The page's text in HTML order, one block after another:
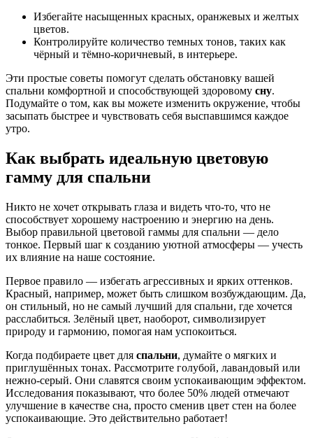
Избегайте насыщенных красных, оранжевых и желтых
цветов.
Контролируйте количество темных тонов, таких как
чёрный и тёмно-коричневый, в интерьере.
Эти простые советы помогут сделать обстановку вашей
спальни комфортной и способствующей здоровому сну.
Подумайте о том, как вы можете изменить окружение, чтобы
засыпать быстрее и чувствовать себя выспавшимся каждое
утро.
Как выбрать идеальную цветовую
гамму для спальни
Никто не хочет открывать глаза и видеть что-то, что не
способствует хорошему настроению и энергию на день.
Выбор правильной цветовой гаммы для спальни — дело
тонкое. Первый шаг к созданию уютной атмосферы — учесть
их влияние на наше состояние.
Первое правило — избегать агрессивных и ярких оттенков.
Красный, например, может быть слишком возбуждающим. Да,
он стильный, но не самый лучший для спальни, где хочется
расслабиться. Зелёный цвет, наоборот, символизирует
природу и гармонию, помогая нам успокоиться.
Когда подбираете цвет для спальни, думайте о мягких и
приглушённых тонах. Рассмотрите голубой, лавандовый или
нежно-серый. Они славятся своим успокаивающим эффектом.
Исследования показывают, что более 50% людей отмечают
улучшение в качестве сна, просто сменив цвет стен на более
успокаивающие. Это действительно работает!